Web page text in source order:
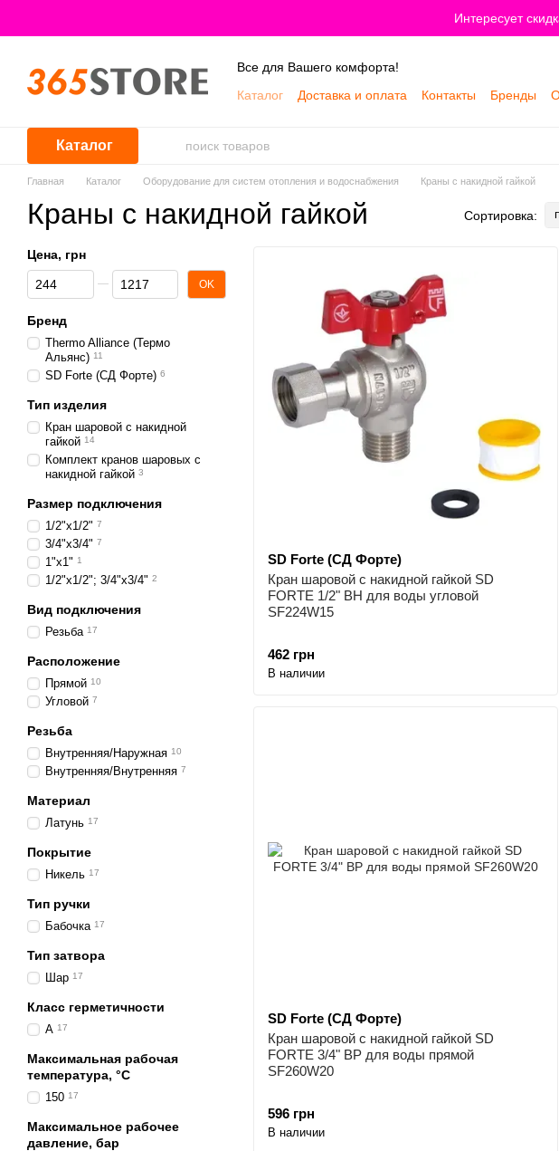
Интересует
Все для Вашего комфорта!
Каталог
Доставка и оплата Контакты Бренды
Каталог
Главная Каталог Оборудование для систем отопления и водоснабжения Краны с накидной гайкой
Краны с накидной гайкой Сортировка:
SD Forte (СД Форте)
Кран шаровой с накидной гайкой SD
FORTE 1/2" ВН для воды угловой
SF224W15
462 грн
В наличии
SD Forte (СД Форте)
Кран шаровой с накидной гайкой SD
FORTE 3/4" ВР для воды прямой
SF260W20
596 грн
В наличии
Цена, грн
От Цена, грн
До Цена, грн OK
Бренд
Thermo Alliance (Термо
Альянс) 11
SD Forte (СД Форте) 6
Тип изделия
Кран шаровой с накидной
гайкой 14
Комплект кранов шаровых с
накидной гайкой 3
Размер подключения
1/2"х1/2" 7
3/4"x3/4" 7
1"х1" 1
1/2"х1/2"; 3/4"х3/4" 2
Вид подключения
Резьба 17
Расположение
Прямой 10
Угловой 7
Резьба
Внутренняя/Наружная 10
Внутренняя/Внутренняя 7
Материал
Латунь 17
Покрытие
Никель 17
Тип ручки
Бабочка 17
Тип затвора
Шар 17
Класс герметичности
А 17
Максимальная рабочая
температура, °C
150 17
Максимальное рабочее
давление, бар